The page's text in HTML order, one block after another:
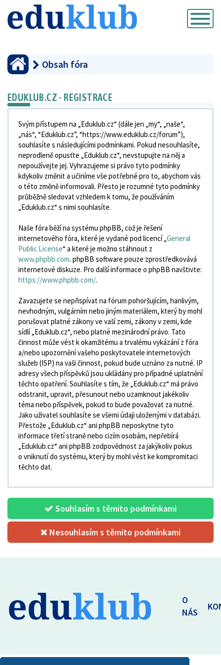
Přepnout
navigaci
Obsah fóra
EDUKLUB.CZ - REGISTRACE
Svým přístupem na „Eduklub.cz“ (dále jen „my“, „naše“,
„nás“, “Eduklub.cz”, “https://www.eduklub.cz/forum”),
souhlasíte s následujícími podmínkami. Pokud nesouhlasíte,
neprodleně opusťte „Eduklub.cz“, nevstupujte na něj a
nepoužívejte jej. Vyhrazujeme si právo tyto podmínky
kdykoliv změnit a učiníme vše potřebné pro to, abychom vás
o této změně informovali. Přesto je rozumné tyto podmínky
průběžně sledovat vzhledem k tomu, že používáním
„Eduklub.cz“ s nimi souhlasíte.
Naše fóra běží na systému phpBB, což je řešení
internetového fóra, které je vydané pod licencí „General
Public License“ a které je možno stáhnout z
www.phpbb.com. phpBB software pouze zprostředkovává
internetové diskuze. Pro další informace o phpBB navštivte:
https://www.phpbb.com/.
Zavazujete se nepřispívat na fórum pohoršujícím, hanlivým,
nevhodným, vulgárním nebo jiným materiálem, který by mohl
porušovat platné zákony ve vaší zemi, zákony v zemi, kde
sídlí „Eduklub.cz“, nebo platné mezinárodní právo. Tato
činnost může vést k okamžitému a trvalému vykázání z fóra
a/nebo upozornění vašeho poskytovatele internetových
služeb (ISP) na vaši činnost, pokud bude uznáno za nutné. IP
adresy všech příspěvků jsou ukládány pro případné uplatnění
těchto opatření. Souhlasíte s tím, že „Eduklub.cz“ má právo
odstranit, upravit, přesunout nebo uzamknout jakékoliv
téma nebo příspěvek, pokud to bude považovat za nutné.
Jako uživatel souhlasíte se všemi údaji uloženými v databázi.
Přestože „Eduklub.cz“ ani phpBB neposkytne tyto
informace třetí straně nebo cizím osobám, nepřebírá
„Eduklub.cz“ ani phpBB zodpovědnost za jakýkoliv pokus
o vniknutí do systému, který by mohl vést ke kompromitaci
těchto dat.
Souhlasím s těmito podmínkami
Nesouhlasím s těmito podmínkami
eduklub
O
NÁS